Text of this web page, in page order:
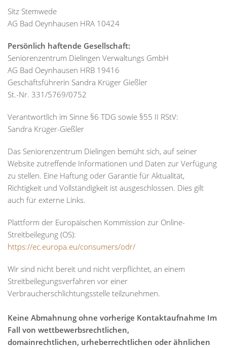
Sitz Stemwede
AG Bad Oeynhausen HRA 10424
Persönlich haftende Gesellschaft:
Seniorenzentrum Dielingen Verwaltungs GmbH
AG Bad Oeynhausen HRB 19416
Geschäftsführerin Sandra Krüger Gießler
St.-Nr. 331/5769/0752
Verantwortlich im Sinne §6 TDG sowie §55 II RStV:
Sandra Krüger-Gießler
Das Seniorenzentrum Dielingen bemüht sich, auf seiner
Website zutreffende Informationen und Daten zur Verfügung
zu stellen. Eine Haftung oder Garantie für Aktualität,
Richtigkeit und Vollständigkeit ist ausgeschlossen. Dies gilt
auch für externe Links.
Plattform der Europäischen Kommission zur Online-
Streitbeilegung (OS):
https://ec.europa.eu/consumers/odr/
Wir sind nicht bereit und nicht verpflichtet, an einem
Streitbeilegungsverfahren vor einer
Verbraucherschlichtungsstelle teilzunehmen.
Keine Abmahnung ohne vorherige Kontaktaufnahme Im
Fall von wettbewerbsrechtlichen,
domainrechtlichen, urheberrechtlichen oder ähnlichen